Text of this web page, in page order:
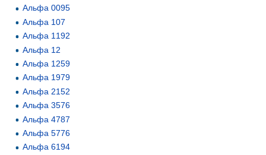
Альфа 0095
Альфа 107
Альфа 1192
Альфа 12
Альфа 1259
Альфа 1979
Альфа 2152
Альфа 3576
Альфа 4787
Альфа 5776
Альфа 6194